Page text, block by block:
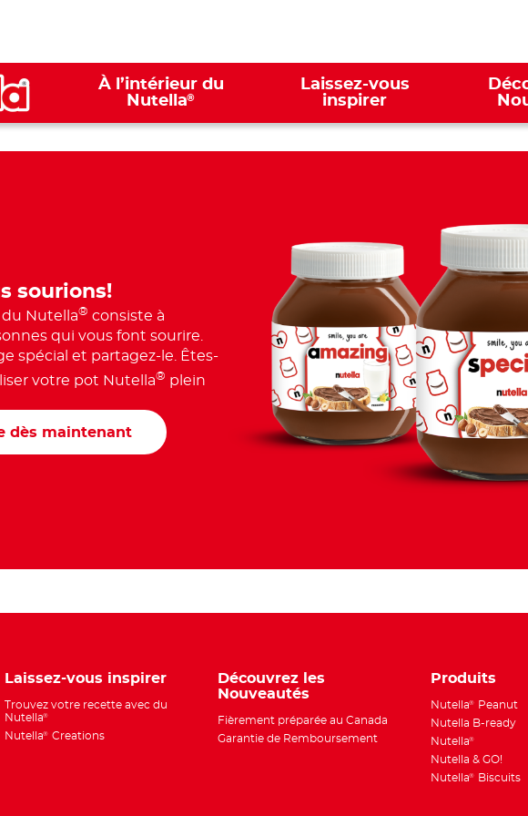
À l’intérieur du
Nutella®
Laissez-vous
inspirer
sourions!
du Nutella® consiste à
qui vous font sourire.
spécial et partagez-le. Êtes-
votre pot Nutella® plein
dès maintenant
Laissez-vous inspirer
Trouvez votre recette avec du
Nutella®
Nutella® Creations
Découvrez les
Nouveautés
Fièrement préparée au Canada
Garantie de Remboursement
Produits
Nutella®
Peanut
Nutella B-ready
Nutella®
Nutella & GO!
Nutella® Biscuits